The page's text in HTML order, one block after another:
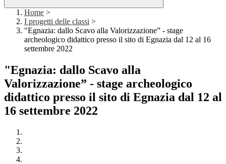
Home >
I progetti delle classi >
"Egnazia: dallo Scavo alla Valorizzazione” - stage
archeologico didattico presso il sito di Egnazia dal 12 al 16
settembre 2022
"Egnazia: dallo Scavo alla
Valorizzazione” - stage archeologico
didattico presso il sito di Egnazia dal 12 al
16 settembre 2022